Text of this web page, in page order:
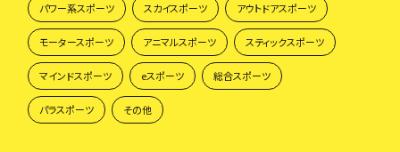
パワー系スポーツ スカイスポーツ アウトドアスポーツ
モータースポーツ アニマルスポーツ スティックスポーツ
マインドスポーツ eスポーツ 総合スポーツ
パラスポーツ その他